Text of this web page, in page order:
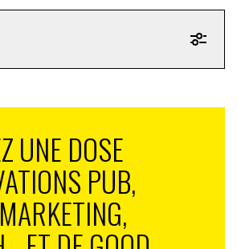
partage toujours sa passion pour
père et Alessandro a transmis
à ses deux fils. Joli conte pour
UNE DOSE
PUB,